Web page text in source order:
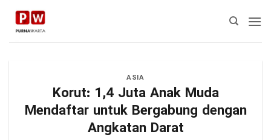
Skip
content
ASIA
Korut: 1,4 Juta Anak Muda
Mendaftar untuk Bergabung dengan
Angkatan Darat